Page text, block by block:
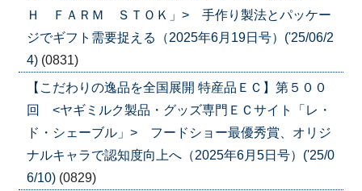
Ｈ ＦＡＲＭ ＳＴＯＫ」> 手作り製法とパッケー
ジでギフト需要捉える（2025年6月19日号）('25/06/2
4) (0831)
【こだわりの逸品を全国展開 特産品ＥＣ】第５００
回 <ヤギミルク製品・グッズ専門ＥＣサイト「レ・
ド・シェーブル」> フードショー最優秀賞、オリジ
ナルキャラで認知度向上へ（2025年6月5日号）('25/0
6/10) (0829)